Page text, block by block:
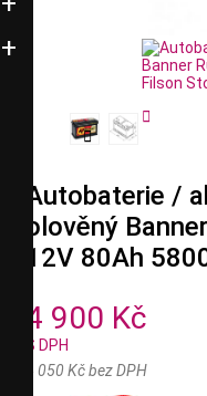


Autobaterie /
olověný
12V 80Ah
4 900 Kč
S DPH
4 050 Kč bez DPH